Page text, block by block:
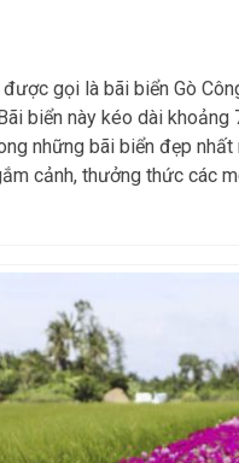
được gọi là bãi biển Gò
biển này kéo dài
những bãi biển đẹp
cảnh, thưởng thức các